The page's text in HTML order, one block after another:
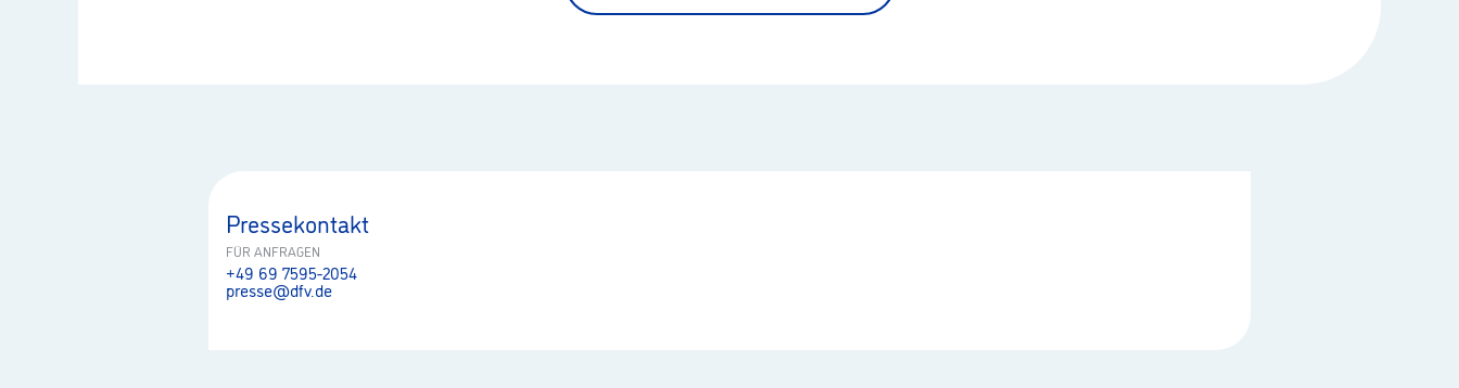
Pressekontakt
FÜR ANFRAGEN
+49 69 7595-2054
presse@dfv.de